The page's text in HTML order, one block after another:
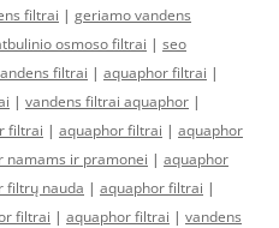
filtrai | geriamo vandens
osmoso filtrai | seo
filtrai | aquaphor filtrai |
| vandens filtrai aquaphor |
filtrai | aquaphor filtrai | aquaphor
namams ir pramonei | aquaphor
filtrų nauda | aquaphor filtrai |
filtrai | aquaphor filtrai | vandens